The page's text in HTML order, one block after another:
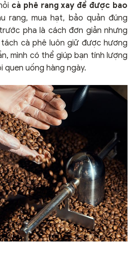
cà phê rang xay để được bao
rang, mua hạt, bảo quản đúng
pha là cách đơn giản nhưng
cà phê luôn giữ được hương
mình có thể giúp bạn tính lượng
quen uống hàng ngày.